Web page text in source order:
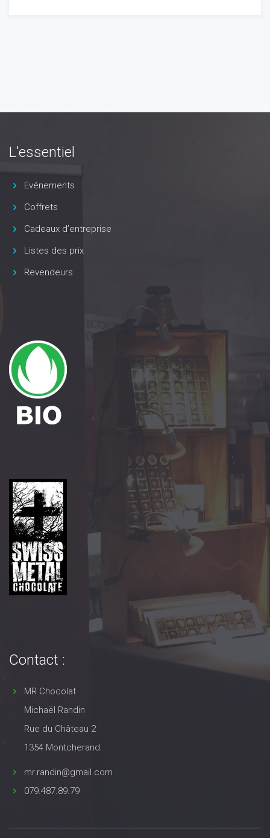
L'essentiel
Evénements
Coffrets
Cadeaux d’entreprise
Listes des prix
Revendeurs
Contact :
MR Chocolat
Michaël Randin
Rue du Château 2
1354 Montcherand
mr.randin@gmail.com
079.487.89.79